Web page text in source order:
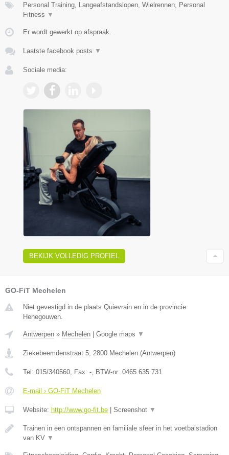
Personal Training, Langeafstandslopen, Wielrennen, Personal
Fitness ▼
Er wordt gewerkt op afspraak.
Laatste facebook posts ▼
Sociale media:
BEKIJK VOLLEDIG PROFIEL
GO-FiT Mechelen
Niet gevestigd in de plaats Quievrain en in de provincie
Henegouwen.
Antwerpen » Mechelen | Google maps ▼
Ziekebeemdenstraat 5 2800 Mechelen (Antwerpen)
Tel: 015/340560 , Fax: - , BTW-nr: 0465 635 731
E-mail › GO-FiT Mechelen
Website: http://www.go-fit.be | Screenshot ▼
Trainen in een ontspannen en familiale sfeer in het voetbalstadion
van KV ▼